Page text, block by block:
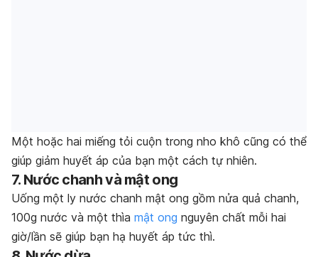
Một hoặc hai miếng tỏi cuộn trong nho khô cũng có thể
giúp giảm huyết áp của bạn một cách tự nhiên.
7. Nước chanh và mật ong
Uống một ly nước chanh mật ong gồm nửa quả chanh,
100g nước và một thìa mật ong nguyên chất mỗi hai
giờ/lần sẽ giúp bạn hạ huyết áp tức thì.